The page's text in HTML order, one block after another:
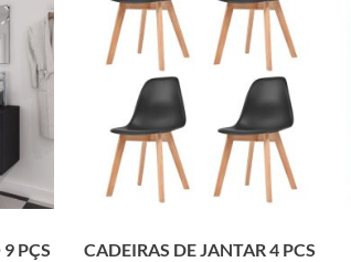
PÇS
CADEIRAS DE JANTAR 4 PCS